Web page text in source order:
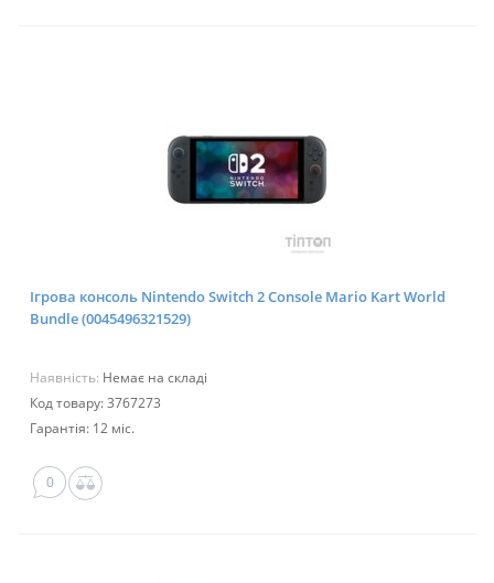
Ігрова консоль Nintendo Switch 2 Console Mario Kart World
Bundle (0045496321529)
Наявність: Немає на складі
Код товару: 3767273
Гарантія: 12 міс.
0